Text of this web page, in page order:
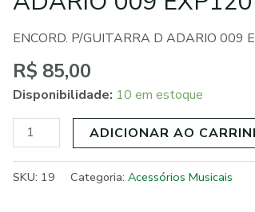
ENCORD. P/GUITARRA D ADARIO 009
R$ 85,00
Disponibilidade: 10 em estoque
EXP120
quantidade
ADICIONAR AO
SKU: 19 Categoria:Acessórios Musicais